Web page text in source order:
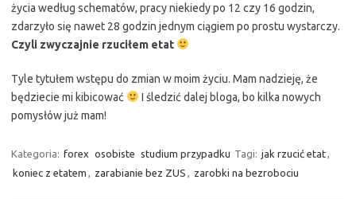
życia według schematów, pracy niekiedy po 12 czy 16 godzin,
zdarzyło się nawet 28 godzin jednym ciągiem po prostu wystarczy.
Czyli zwyczajnie rzuciłem etat
Tyle tytułem wstępu do zmian w moim życiu. Mam nadzieję, że
będziecie mi kibicować
I śledzić dalej bloga, bo kilka nowych
pomysłów już mam!
Kategoria: forex osobiste studium przypadku Tagi: jak rzucić etat
koniec z etatem
zarabianie bez ZUS zarobki na bezrobociu